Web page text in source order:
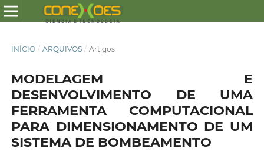
INÍCIO / ARQUIVOS / Artigos
MODELAGEM E
DESENVOLVIMENTO DE UMA
FERRAMENTA COMPUTACIONAL
PARA DIMENSIONAMENTO DE UM
SISTEMA DE BOMBEAMENTO